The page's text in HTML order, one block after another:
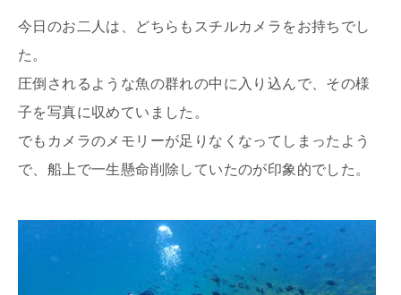
今日のお二人は、どちらもスチルカメラをお持ちでし
た。
圧倒されるような魚の群れの中に入り込んで、その様
子を写真に収めていました。
でもカメラのメモリーが足りなくなってしまったよう
で、船上で一生懸命削除していたのが印象的でした。